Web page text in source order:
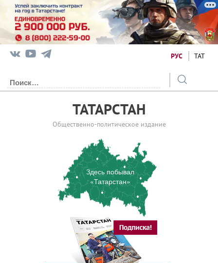
РУС ТАТ
ТАТАРСТАН
Общественно-политическое издание
Здесь побывал
«Татарстан»